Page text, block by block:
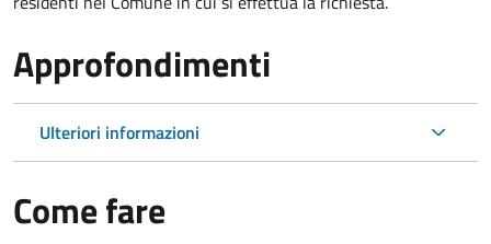
Approfondimenti
Ulteriori informazioni
Come fare